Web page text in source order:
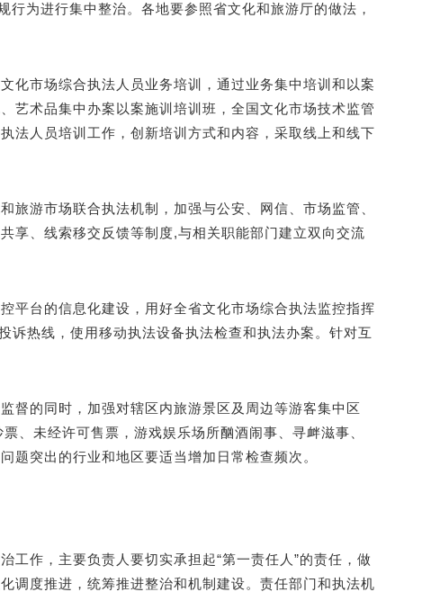
为进行集中整治。各地要参照省文化和旅游厅的做法，
化市场综合执法人员业务培训，通过业务集中培训和以案
艺术品集中办案以案施训培训班，全国文化市场技术监管
法人员培训工作，创新培训方式和内容，采取线上和线下
旅游市场联合执法机制，加强与公安、网信、市场监管、
享、线索移交反馈等制度,与相关职能部门建立双向交流
平台的信息化建设，用好全省文化市场综合执法监控指挥
诉热线，使用移动执法设备执法检查和执法办案。针对互
督的同时，加强对辖区内旅游景区及周边等游客集中区
、未经许可售票，游戏娱乐场所酗酒闹事、寻衅滋事、
题突出的行业和地区要适当增加日常检查频次。
工作，主要负责人要切实承担起“第一责任人”的责任，做
调度推进，统筹推进整治和机制建设。责任部门和执法机